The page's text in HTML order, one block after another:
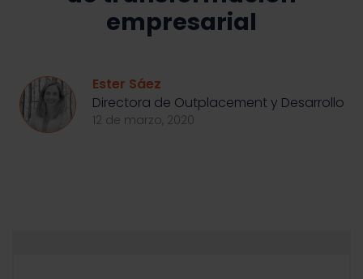
empresarial
Ester Sáez
Directora de Outplacement y Desarrollo
12 de marzo, 2020